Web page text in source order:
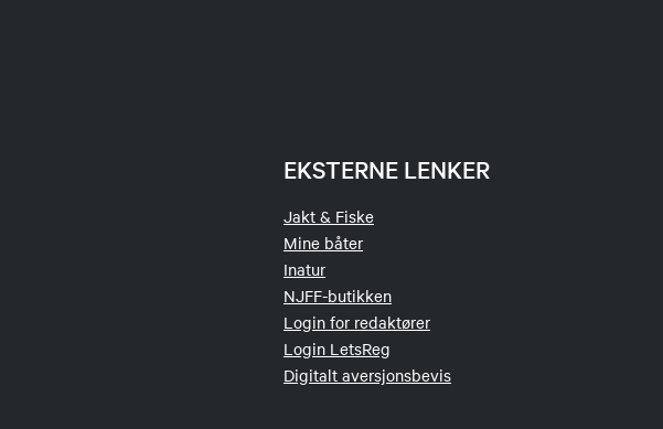
EKSTERNE LENKER
Jakt & Fiske
Mine båter
Inatur
NJFF-butikken
Login for redaktører
Login LetsReg
Digitalt aversjonsbevis